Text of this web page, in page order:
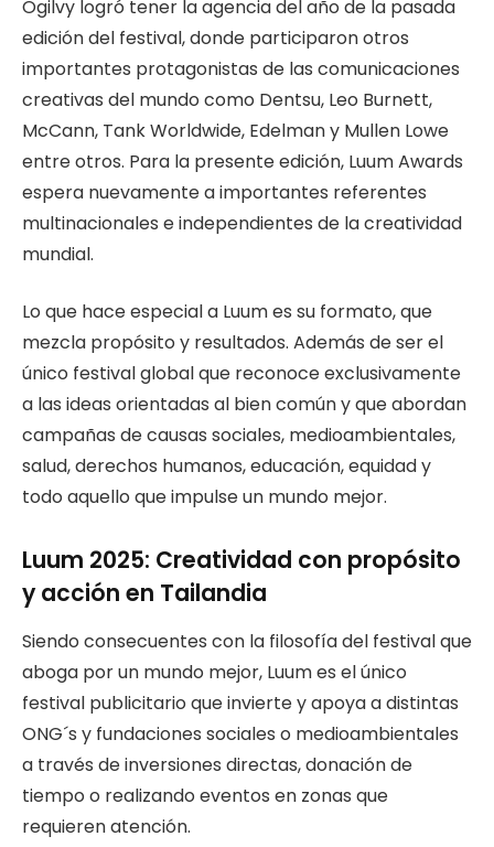
Ogilvy logró tener la agencia del año de la pasada
edición del festival, donde participaron otros
importantes protagonistas de las comunicaciones
creativas del mundo como Dentsu, Leo Burnett,
McCann, Tank Worldwide, Edelman y Mullen Lowe
entre otros. Para la presente edición, Luum Awards
espera nuevamente a importantes referentes
multinacionales e independientes de la creatividad
mundial.
Lo que hace especial a Luum es su formato, que
mezcla propósito y resultados. Además de ser el
único festival global que reconoce exclusivamente
a las ideas orientadas al bien común y que abordan
campañas de causas sociales, medioambientales,
salud, derechos humanos, educación, equidad y
todo aquello que impulse un mundo mejor.
Luum 2025: Creatividad con propósito
y acción en Tailandia
Siendo consecuentes con la filosofía del festival que
aboga por un mundo mejor, Luum es el único
festival publicitario que invierte y apoya a distintas
ONG´s y fundaciones sociales o medioambientales
a través de inversiones directas, donación de
tiempo o realizando eventos en zonas que
requieren atención.